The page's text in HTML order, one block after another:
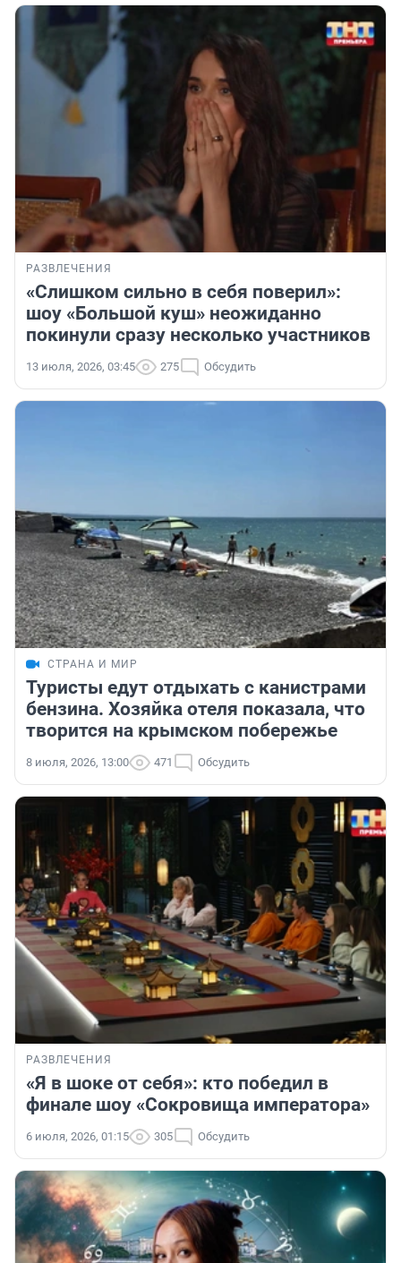
РАЗВЛЕЧЕНИЯ
«Слишком сильно в себя поверил»:
шоу «Большой куш» неожиданно
покинули сразу несколько участников
13 июля, 2026, 03:45 275 Обсудить
СТРАНА И МИР
Туристы едут отдыхать с канистрами
бензина. Хозяйка отеля показала, что
творится на крымском побережье
8 июля, 2026, 13:00 471 Обсудить
РАЗВЛЕЧЕНИЯ
«Я в шоке от себя»: кто победил в
финале шоу «Сокровища императора»
6 июля, 2026, 01:15 305 Обсудить